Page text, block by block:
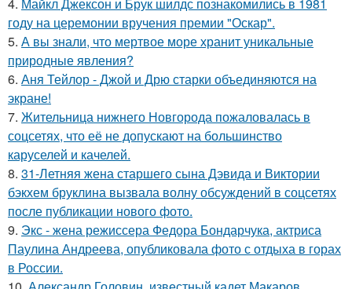
году на церемонии вручения премии "Оскар".
5. А вы знали, что мертвое море хранит уникальные
природные явления?
6. Аня Тейлор - Джой и Дрю старки объединяются на
экране!
7. Жительница нижнего Новгорода пожаловалась в
соцсетях, что её не допускают на большинство
каруселей и качелей.
8. 31-Летняя жена старшего сына Дэвида и Виктории
бэкхем бруклина вызвала волну обсуждений в соцсетях
после публикации нового фото.
9. Экс - жена режиссера Федора Бондарчука, актриса
Паулина Андреева, опубликовала фото с отдыха в горах
в России.